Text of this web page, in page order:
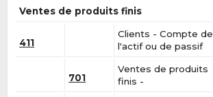
Ventes de produits finis
411
Clients - Compte de
l'actif ou de passif
701
Ventes de produits
finis -